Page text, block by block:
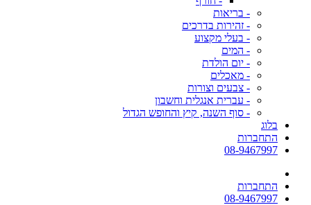
- בריאות
- זהירות בדרכים
- בעלי מקצוע
- המים
- יום הולדת
- מאכלים
- צבעים וצורות
- עברית אנגלית וחשבון
- סוף השנה, קיץ והחופש הגדול
בלוג
התחברות
08-9467997
התחברות
08-9467997